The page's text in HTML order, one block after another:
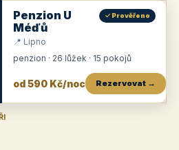
Penzion U
Méďů
✓ Prověřeno
📍 Lipno
penzion · 26 lůžek · 15 pokojů
od 590 Kč/noc Rezervovat →